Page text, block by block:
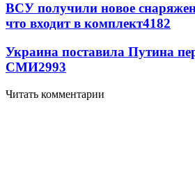
ВСУ получили новое
что входит в комплект4182
Украина поставила Путина
СМИ2993
Читать комментарии